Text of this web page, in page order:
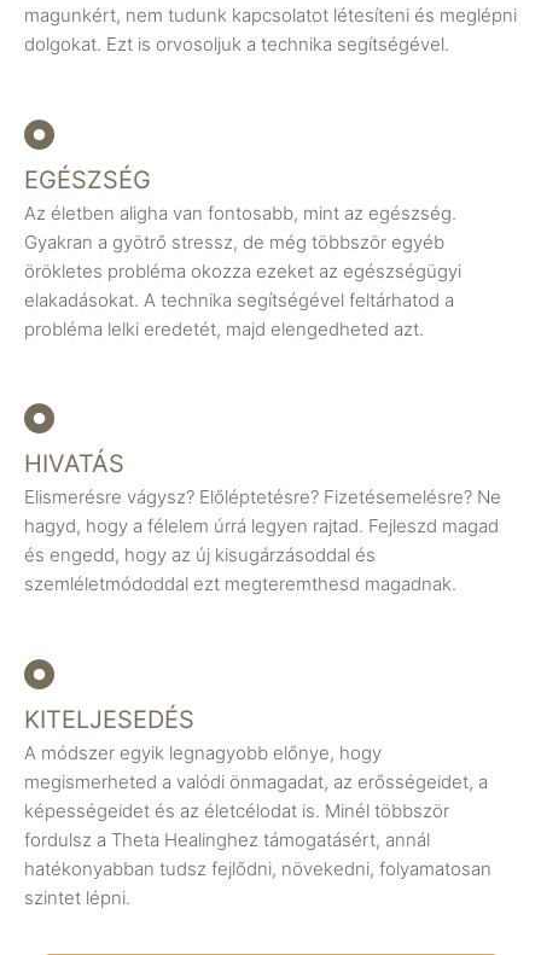
magunkért, nem tudunk kapcsolatot létesíteni és meglépni
dolgokat. Ezt is orvosoljuk a technika segítségével.
EGÉSZSÉG
Az életben aligha van fontosabb, mint az egészség.
Gyakran a gyötrő stressz, de még többször egyéb
örökletes probléma okozza ezeket az egészségügyi
elakadásokat. A technika segítségével feltárhatod a
probléma lelki eredetét, majd elengedheted azt.
HIVATÁS
Elismerésre vágysz? Előléptetésre? Fizetésemelésre? Ne
hagyd, hogy a félelem úrrá legyen rajtad. Fejleszd magad
és engedd, hogy az új kisugárzásoddal és
szemléletmódoddal ezt megteremthesd magadnak.
KITELJESEDÉS
A módszer egyik legnagyobb előnye, hogy
megismerheted a valódi önmagadat, az erősségeidet, a
képességeidet és az életcélodat is. Minél többször
fordulsz a Theta Healinghez támogatásért, annál
hatékonyabban tudsz fejlődni, növekedni, folyamatosan
szintet lépni.